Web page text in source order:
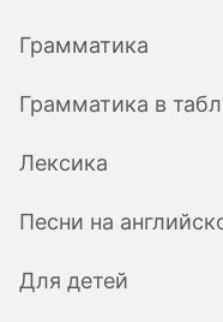
Грамматика
Грамматика в
Лексика
Песни на
Для детей